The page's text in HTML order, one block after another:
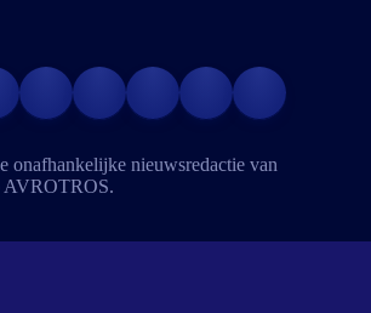
onafhankelijke nieuwsredactie van
AVROTROS.